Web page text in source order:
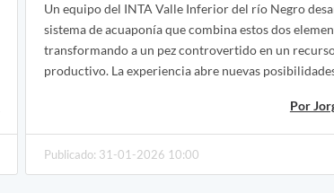
Un equipo del INTA Valle Inferior del río Negro
sistema de acuaponía que combina estos dos
transformando a un pez controvertido en un
productivo. La experiencia abre nuevas
Por
Publicado: 31-01-2026 10:00